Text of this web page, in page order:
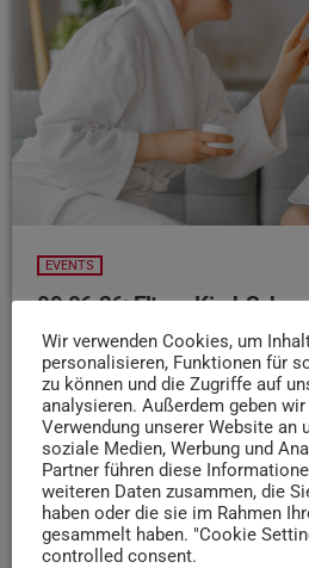
EVENTS
09.06.26: Eltern-Kind-
Cascade Bitburg
Eltern und Saunaliebhaber
Erlebnisbad und die Saunawelt in
Nachmittag von 15 Uhr bis 17:30
saunieren mit Kind ein!
erforderlich, Kinder zwischen 3
jedoch kostenlos. Weitere Infos
der Website des Cascade
Wir verwenden Cookies, um
personalisieren, Funktionen für
zu können und die Zugriffe auf
analysieren. Außerdem geben
Verwendung unserer Website an
soziale Medien, Werbung und
Partner führen diese
weiteren Daten zusammen, die
haben oder die sie im Rahmen
gesammelt haben. "Cookie
controlled consent.